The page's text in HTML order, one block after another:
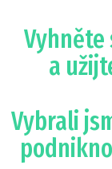
a
Vybrali